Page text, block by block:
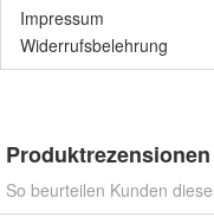
Impressum
Widerrufsbelehrung
Produktrezensionen
So beurteilen Kunden